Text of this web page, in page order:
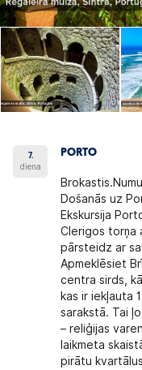
7.
diena
PORTO
Došanās uz
Ekskursija
Clerigos torņa
pārsteidz ar
Apmeklēsiet
centra sirds,
kas ir iekļauta
sarakstā. Tai
– reliģijas
laikmeta
pirātu